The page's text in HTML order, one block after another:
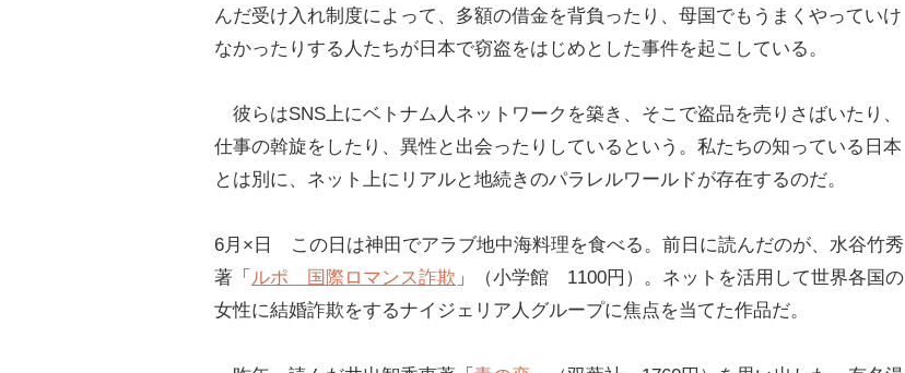
んだ受け入れ制度によって、多額の借金を背負ったり、母国でもうまくやっていけ
なかったりする人たちが日本で窃盗をはじめとした事件を起こしている。
彼らはSNS上にベトナム人ネットワークを築き、そこで盗品を売りさばいたり、
仕事の斡旋をしたり、異性と出会ったりしているという。私たちの知っている日本
とは別に、ネット上にリアルと地続きのパラレルワールドが存在するのだ。
6月×日 この日は神田でアラブ地中海料理を食べる。前日に読んだのが、水谷竹秀
著「 ルポ 国際ロマンス詐欺 」（小学館 1100円）。ネットを活用して世界各国の
女性に結婚詐欺をするナイジェリア人グループに焦点を当てた作品だ。